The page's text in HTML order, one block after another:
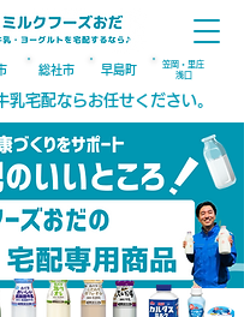
総社市 早島町
乳宅配ならお任せください。
笠岡・里庄
浅口